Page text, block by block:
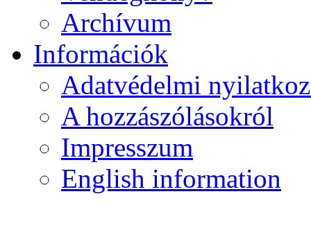
Archívum
Információk
Adatvédelmi
A hozzászólásokról
Impresszum
English information